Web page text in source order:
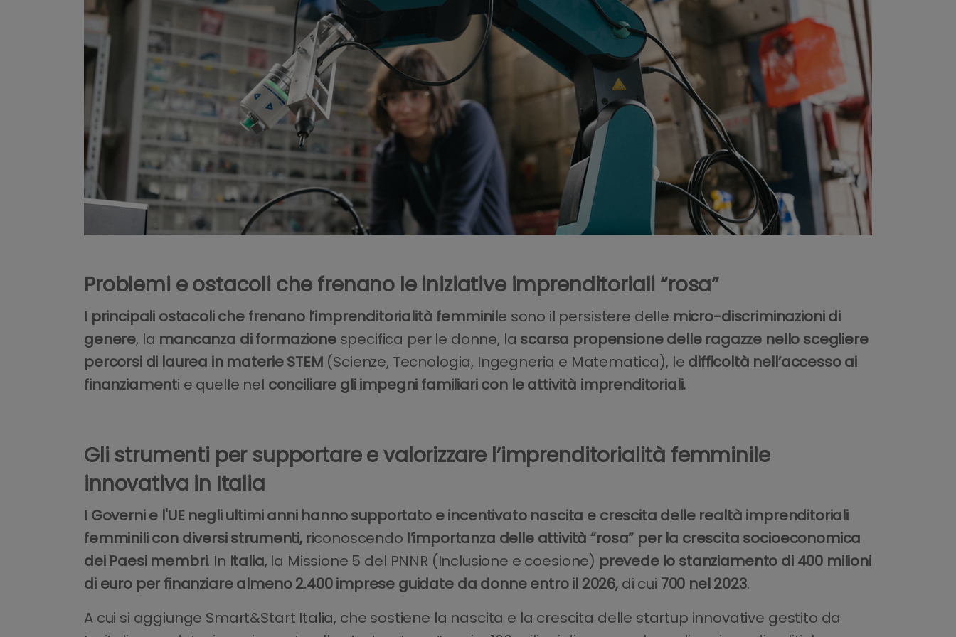
Problemi e ostacoli che frenano le iniziative imprenditoriali “rosa”
I principali ostacoli che frenano l’imprenditorialità femminile sono il persistere delle micro-discriminazioni di
genere, la mancanza di formazionespecifica per le donne, la scarsa propensione delle ragazze nello scegliere
percorsi di laurea in materie STEM (Scienze, Tecnologia, Ingegneria e Matematica), le difficoltà nell’accesso ai
finanziamenti e quelle nel conciliare gli impegni familiari con le attività imprenditoriali.
Gli strumenti per supportare e valorizzare l’imprenditorialità femminile
innovativa in Italia
I Governi e l'UE negli ultimi anni hanno supportato e incentivato nascita e crescita delle realtà imprenditoriali
femminili con diversi strumenti,riconoscendo l’importanza delle attività “rosa” per la crescita socioeconomica
dei Paesi membri. In Italia, la Missione 5 del PNNR (Inclusione e coesione) prevede lo stanziamento di 400 milioni
di euro per finanziare almeno 2.400 imprese guidate da donne entro il 2026, di cui 700 nel 2023.
A cui si aggiunge Smart&Start Italia, che sostiene la nascita e la crescita delle startup innovative gestito da